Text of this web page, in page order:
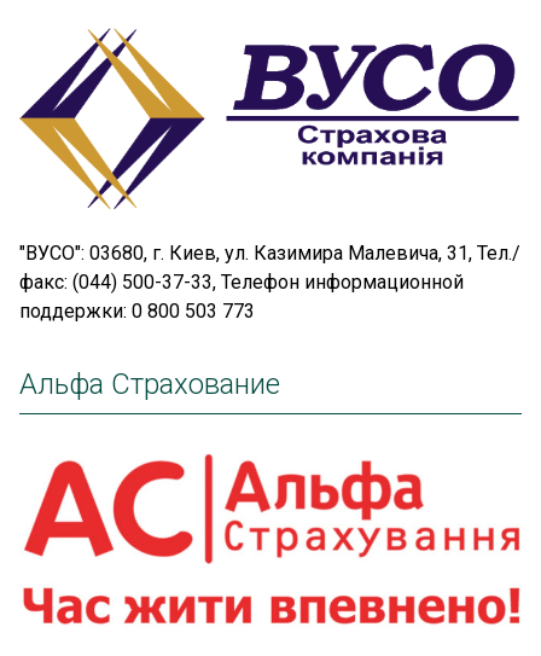
"ВУСО": 03680, г. Киев, ул. Казимира Малевича, 31, Тел./
факс: (044) 500-37-33, Телефон информационной
поддержки: 0 800 503 773
Альфа Страхование